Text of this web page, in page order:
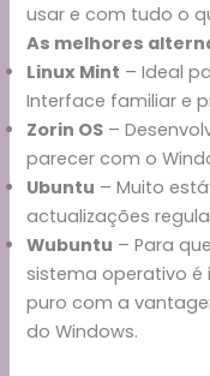
usar e com tudo o
As melhores
Linux Mint – Ideal
Interface familiar e
Zorin OS –
parecer com o
Ubuntu – Muito
actualizações
Wubuntu – Para
sistema operativo é
puro com a
do Windows.